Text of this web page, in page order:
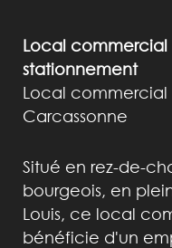
Local
stationnement
Local commercial
Carcassonne
Situé en rez-de-
bourgeois, en
Louis, ce local
bénéficie d'un